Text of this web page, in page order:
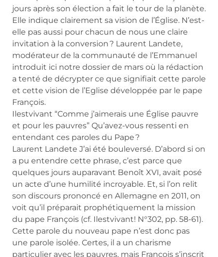
jours après son élection a fait le tour de la planète.
Elle indique clairement sa vision de l’Église. N’est-
elle pas aussi pour chacun de nous une claire
invitation à la conversion ? Laurent Landete,
modérateur de la communauté de l’Emmanuel
introduit ici notre dossier de mars où la rédaction
a tenté de décrypter ce que signifiait cette parole
et cette vision de l’Eglise développée par le pape
François.
Ilestvivant “Comme j’aimerais une Église pauvre
et pour les pauvres” Qu’avez-vous ressenti en
entendant ces paroles du Pape ?
Laurent Landete J’ai été bouleversé. D’abord si on
a pu entendre cette phrase, c’est parce que
quelques jours auparavant Benoît XVI, avait posé
un acte d’une humilité incroyable. Et, si l’on relit
son discours prononcé en Allemagne en 2011, on
voit qu’il préparait prophétiquement la mission
du pape François (cf. Ilestvivant! N°302, pp. 58-61).
Cette parole du nouveau pape n’est donc pas
une parole isolée. Certes, il a un charisme
particulier avec les pauvres, mais François s’inscrit